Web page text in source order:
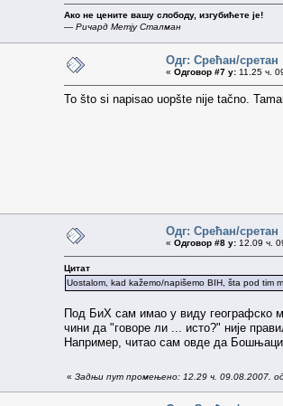
Ако не цените вашу слободу, изгубићете је!
— Ричард Метју Сталман
Одг: Срећан/сретан
« Одговор #7 у: 11.25 ч.
To što si napisao uopšte nije tačno.
Одг: Срећан/сретан
« Одговор #8 у: 12.09 ч.
Цитат
Uostalom, kad kažemo/napišemo BIH, šta pod tim
Под БиХ сам имао у виду географско
чини да "говоре ли ... исто?" није
Например, читао сам овде да Бошњаци
« Задњи пут промењено: 12.29 ч. 09.08.2007.